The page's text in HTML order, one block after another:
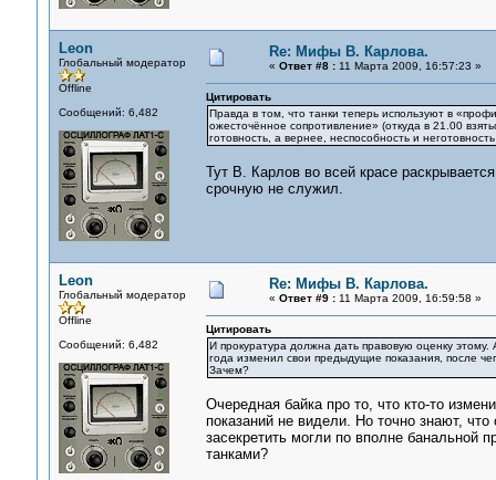
Leon
Глобальный модератор
Offline
Сообщений: 6,482
Re: Мифы В. Карлова.
« Ответ #8 :11 Марта 2009, 16:57:23 »
Цитировать
Правда в том, что танки теперь используют в
ожесточённое сопротивление» (откуда в 21.00
готовность, а вернее, неспособность и
Тут В. Карлов во всей красе
срочную не служил.
Leon
Глобальный модератор
Offline
Сообщений: 6,482
Re: Мифы В. Карлова.
« Ответ #9 :11 Марта 2009, 16:59:58 »
Цитировать
И прокуратура должна дать правовую оценку
года изменил свои предыдущие показания, после
Зачем?
Очередная байка про то, что кто-то
показаний не видели. Но точно знают,
засекретить могли по вполне
танками?